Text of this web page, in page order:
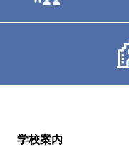
学校案内